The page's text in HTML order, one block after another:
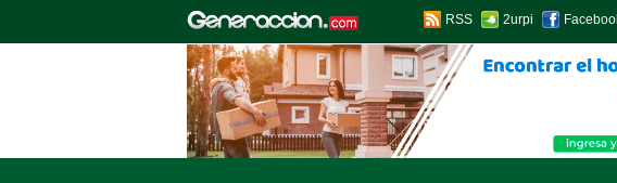
RSS 2urpi